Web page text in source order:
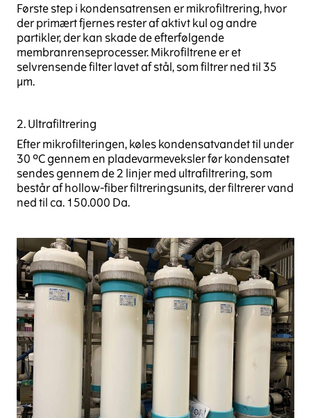
Første step i kondensatrensen er mikrofiltrering, hvor
der primært fjernes rester af aktivt kul og andre
partikler, der kan skade de efterfølgende
membranrenseprocesser. Mikrofiltrene er et
selvrensende filter lavet af stål, som filtrer ned til 35
µm.
2. Ultrafiltrering
Efter mikrofilteringen, køles kondensatvandet til under
30 °C gennem en pladevarmeveksler før kondensatet
sendes gennem de 2 linjer med ultrafiltrering, som
består af hollow-fiber filtreringsunits, der filtrerer vand
ned til ca. 150.000 Da.